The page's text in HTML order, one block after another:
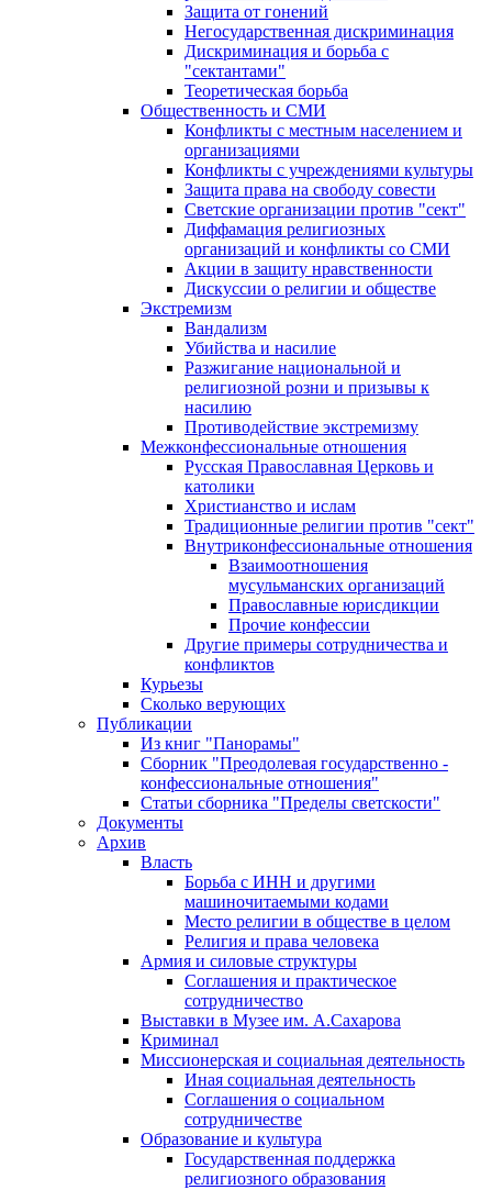
Защита от гонений
Негосударственная дискриминация
Дискриминация и борьба с
"сектантами"
Теоретическая борьба
Общественность и СМИ
Конфликты с местным населением и
организациями
Конфликты с учреждениями культуры
Защита права на свободу совести
Светские организации против "сект"
Диффамация религиозных
организаций и конфликты со СМИ
Акции в защиту нравственности
Дискуссии о религии и обществе
Экстремизм
Вандализм
Убийства и насилие
Разжигание национальной и
религиозной розни и призывы к
насилию
Противодействие экстремизму
Межконфессиональные отношения
Русская Православная Церковь и
католики
Христианство и ислам
Традиционные религии против "сект"
Внутриконфессиональные отношения
Взаимоотношения
мусульманских организаций
Православные юрисдикции
Прочие конфессии
Другие примеры сотрудничества и
конфликтов
Курьезы
Сколько верующих
Публикации
Из книг "Панорамы"
Сборник "Преодолевая государственно -
конфессиональные отношения"
Статьи сборника "Пределы светскости"
Документы
Архив
Власть
Борьба с ИНН и другими
машиночитаемыми кодами
Место религии в обществе в целом
Религия и права человека
Армия и силовые структуры
Соглашения и практическое
сотрудничество
Выставки в Музее им. А.Сахарова
Криминал
Миссионерская и социальная деятельность
Иная социальная деятельность
Соглашения о социальном
сотрудничестве
Образование и культура
Государственная поддержка
религиозного образования